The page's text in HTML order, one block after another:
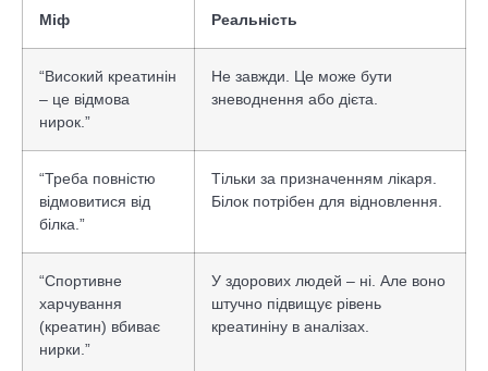
Міф Реальність
“Високий креатинін
– це відмова
нирок.”
Не завжди. Це може бути
зневоднення або дієта.
“Треба повністю
відмовитися від
білка.”
Тільки за призначенням лікаря.
Білок потрібен для відновлення.
“Спортивне
харчування
(креатин) вбиває
нирки.”
У здорових людей – ні. Але воно
штучно підвищує рівень
креатиніну в аналізах.